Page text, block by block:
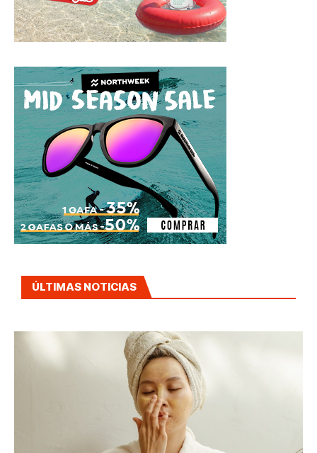
ÚLTIMAS NOTICIAS